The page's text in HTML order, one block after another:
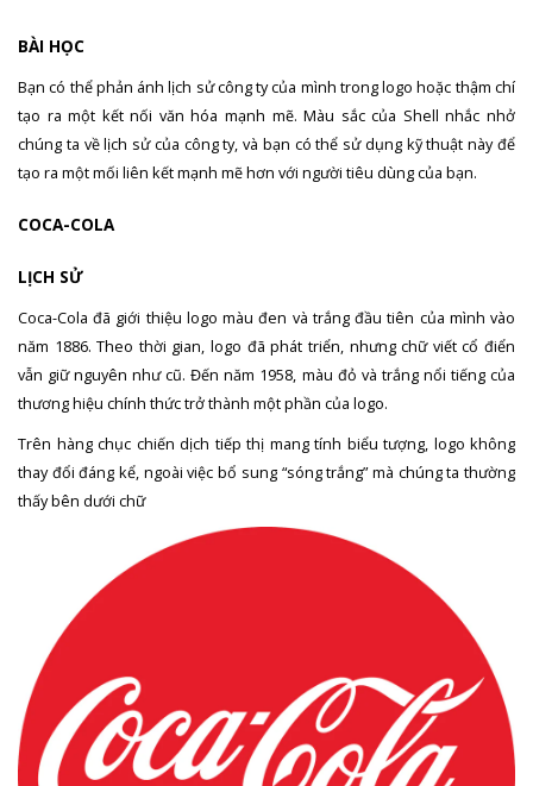
BÀI HỌC
Bạn có thể phản ánh lịch sử công ty của mình trong logo hoặc thậm chí
tạo ra một kết nối văn hóa mạnh mẽ. Màu sắc của Shell nhắc nhở
chúng ta về lịch sử của công ty, và bạn có thể sử dụng kỹ thuật này để
tạo ra một mối liên kết mạnh mẽ hơn với người tiêu dùng của bạn.
COCA-COLA
LỊCH SỬ
Coca-Cola đã giới thiệu logo màu đen và trắng đầu tiên của mình vào
năm 1886. Theo thời gian, logo đã phát triển, nhưng chữ viết cổ điển
vẫn giữ nguyên như cũ. Đến năm 1958, màu đỏ và trắng nổi tiếng của
thương hiệu chính thức trở thành một phần của logo.
Trên hàng chục chiến dịch tiếp thị mang tính biểu tượng, logo không
thay đổi đáng kể, ngoài việc bổ sung “sóng trắng” mà chúng ta thường
thấy bên dưới chữ